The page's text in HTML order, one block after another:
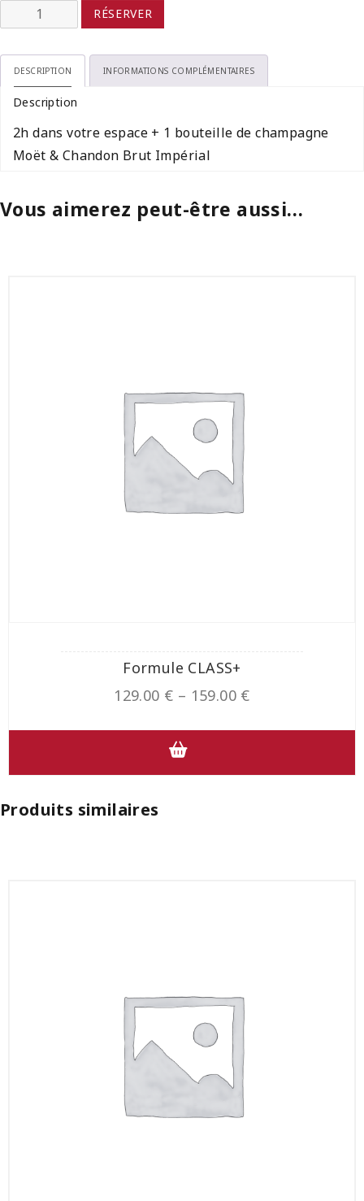
quantité
de
Formule
IMPÉRIAL
RÉSERVER
DESCRIPTION INFORMATIONS COMPLÉMENTAIRES
Description
2h dans votre espace + 1 bouteille de champagne
Moët & Chandon Brut Impérial
Vous aimerez peut-être aussi…
Formule CLASS+
129.00 € – 159.00 €
Produits similaires